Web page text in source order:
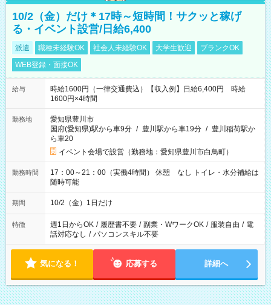
10/2（金）だけ＊17時～短時間！サクッと稼げ
る・イベント設営/日給6,400
派遣 職種未経験OK 社会人未経験OK 大学生歓迎
ブランクOK
WEB登録・面接OK
給与
時給1600円（一律交通費込）【収入例】日給6,400円 時給
1600円×4時間
勤務地
愛知県豊川市
国府(愛知県)駅から車9分 / 豊川駅から車19分 / 豊川稲荷駅か
ら車20
イベント会場で設営（勤務地：愛知県豊川市白鳥町）
勤務時間
17：00～21：00（実働4時間） 休憩 なし トイレ・水分補給は
随時可能
期間 10/2（金）1日だけ
特徴 週1日からOK / 履歴書不要 / 副業・WワークOK / 服装自由 / 電
話対応なし / パソコンスキル不要
気になる！ 応募する 詳細へ